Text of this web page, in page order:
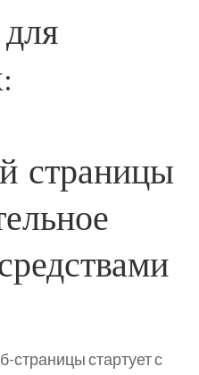
страницы
страницы стартует с